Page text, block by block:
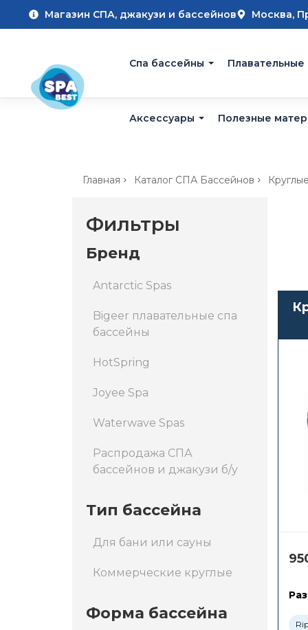
Магазин СПА, джакузи и бассейнов Москва,
Cпа бассейны
Аксессуары Полезные
Главная Каталог СПА Бассейнов
Фильтры
Бренд
Antarctic Spas
Bigeer плавательные спа
бассейны
HotSpring
Joyee Spa
Waterwave Spas
Распродажа СПА
бассейнов и джакузи б/у
Тип бассейна
Для бани или сауны
Коммерческие круглые
Форма бассейна